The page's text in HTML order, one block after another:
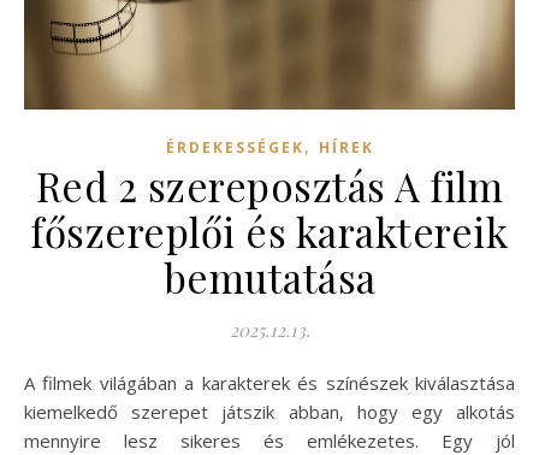
ÉRDEKESSÉGEK, HÍREK
Red 2 szereposztás A film
főszereplői és karaktereik
bemutatása
2025.12.13.
A filmek világában a karakterek és színészek kiválasztása
kiemelkedő szerepet játszik abban, hogy egy alkotás
mennyire lesz sikeres és emlékezetes. Egy jól